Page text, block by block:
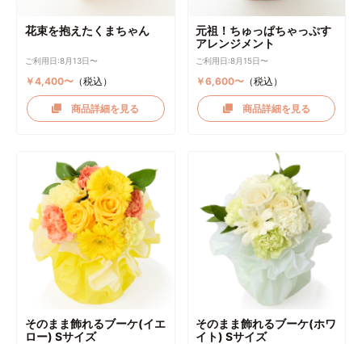
花束を抱えたくまちゃん
ご利用日:8月13日〜
￥4,400〜（税込）
商品詳細を見る
元祖！ちゅっぱちゃっぷす
アレンジメント
ご利用日:8月15日〜
￥6,600〜 （税込）
商品詳細を見る
そのまま飾れるブーケ(イエ
ロー) Sサイズ
そのまま飾れるブーケ(ホワ
イト) Sサイズ